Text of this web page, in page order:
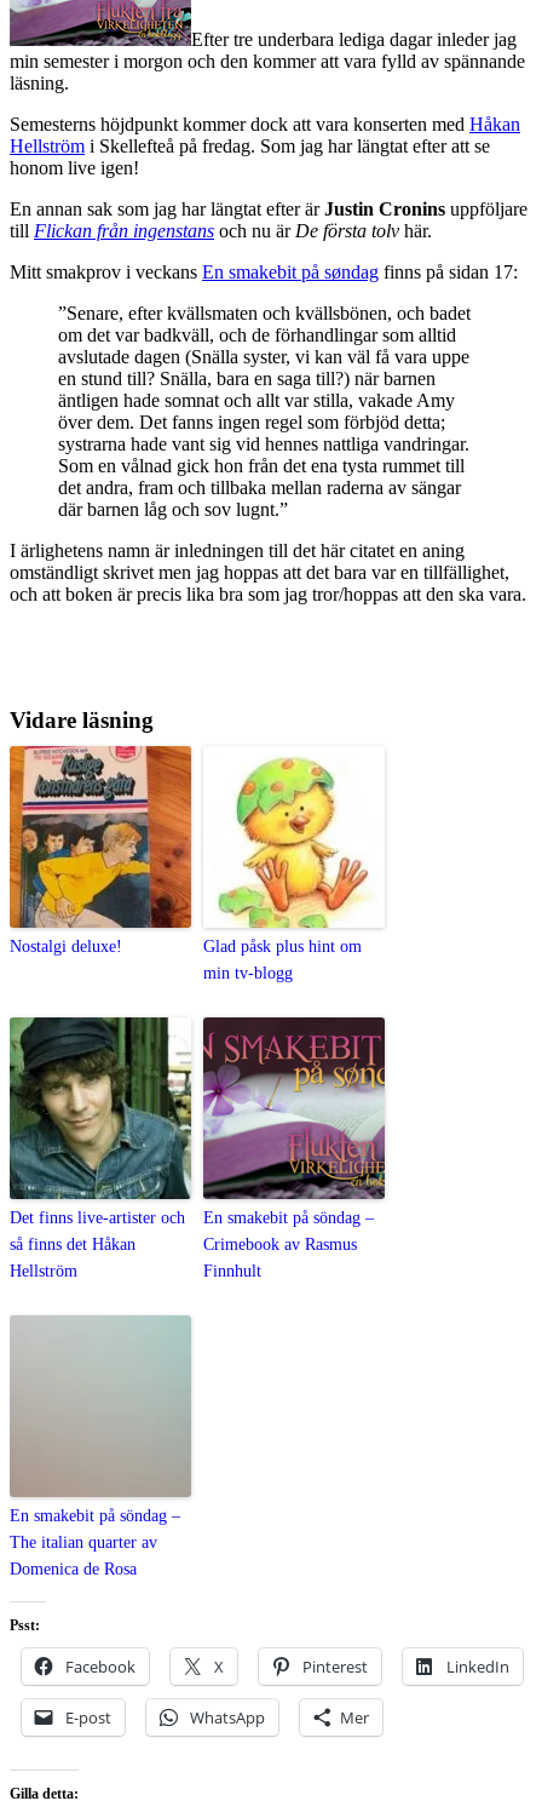
Efter tre underbara lediga dagar inleder jag
min semester i morgon och den kommer att vara fylld av spännande
läsning.
Semesterns höjdpunkt kommer dock att vara konserten med Håkan
Hellström i Skellefteå på fredag. Som jag har längtat efter att se
honom live igen!
En annan sak som jag har längtat efter ärJustin Cronins uppföljare
till Flickan från ingenstans och nu är De första tolv här.
Mitt smakprov i veckans En smakebit på søndag finns på sidan 17:
”Senare, efter kvällsmaten och kvällsbönen, och badet
om det var badkväll, och de förhandlingar som alltid
avslutade dagen (Snälla syster, vi kan väl få vara uppe
en stund till? Snälla, bara en saga till?) när barnen
äntligen hade somnat och allt var stilla, vakade Amy
över dem. Det fanns ingen regel som förbjöd detta;
systrarna hade vant sig vid hennes nattliga vandringar.
Som en vålnad gick hon från det ena tysta rummet till
det andra, fram och tillbaka mellan raderna av sängar
där barnen låg och sov lugnt.”
I ärlighetens namn är inledningen till det här citatet en aning
omständligt skrivet men jag hoppas att det bara var en tillfällighet,
och att boken är precis lika bra som jag tror/hoppas att den ska vara.
Vidare läsning
Nostalgi deluxe!
Glad påsk plus hint om
min tv-blogg
Det finns live-artister och
så finns det Håkan
Hellström
En smakebit på söndag –
Crimebook av Rasmus
Finnhult
En smakebit på söndag –
The italian quarter av
Domenica de Rosa
Psst:
Facebook X Pinterest LinkedIn
E-post WhatsApp Mer
Gilla detta: